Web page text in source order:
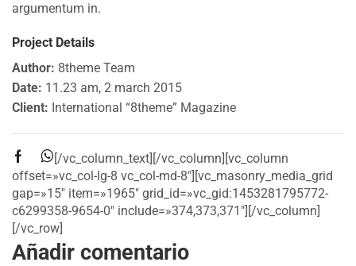
argumentum in.
Project Details
Author: 8theme Team
Date: 11.23 am, 2 march 2015
Client: International “8theme” Magazine
[/vc_column_text][/vc_column][vc_column
offset=»vc_col-lg-8 vc_col-md-8″][vc_masonry_media_grid
gap=»15″ item=»1965″ grid_id=»vc_gid:1453281795772-
c6299358-9654-0″ include=»374,373,371″][/vc_column]
[/vc_row]
Añadir comentario